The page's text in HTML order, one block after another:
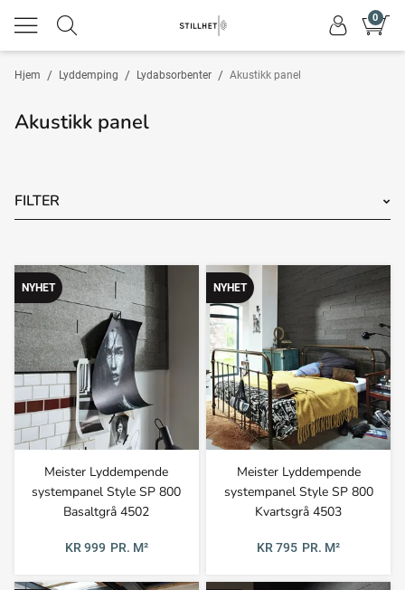
0
/
Hjem /
Lyddemping /
Lydabsorbenter Akustikk panel
Akustikk panel
FILTER
NYHET
Meister Lyddempende
systempanel Style SP 800
Basaltgrå 4502
KR 999 PR. M²
NYHET
Meister Lyddempende
systempanel Style SP 800
Kvartsgrå 4503
KR 795 PR. M²